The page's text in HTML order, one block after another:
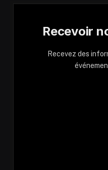
Recevoir
Recevez des